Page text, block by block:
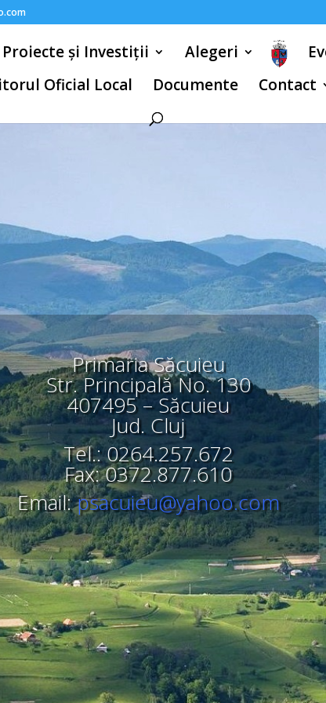
Proiecte și Investiții Alegeri
Oficial Local
Documente Contact
Primaria Săcuieu
Str. Principală No. 130
407495 – Săcuieu
Jud. Cluj
Tel.: 0264.257.672
Fax: 0372.877.610
Email:psacuieu@yahoo.com